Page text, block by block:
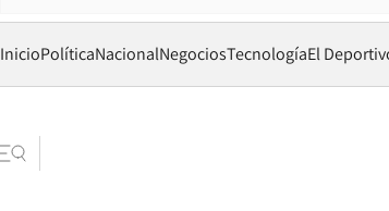
InicioPolíticaNacionalNegociosTecnologíaEl